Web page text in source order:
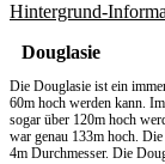
Hintergrund-
Douglasie
Die Douglasie ist ein
60m hoch werden kann.
sogar über 120m hoch
war genau 133m hoch.
4m Durchmesser. Die